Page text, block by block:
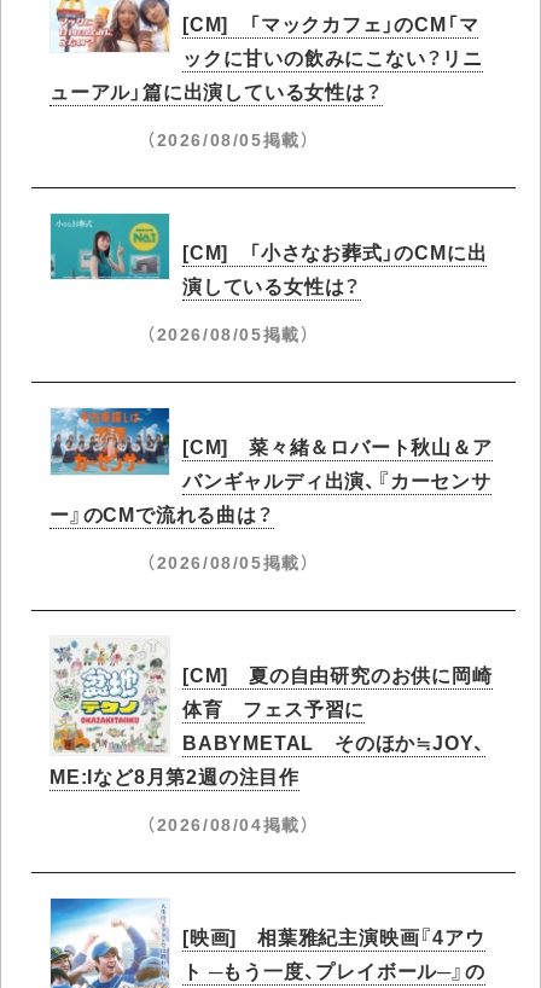
[CM] 「マックカフェ」のCM「マ
ックに甘いの飲みにこない？リニ
ューアル」篇に出演している女性は？
（2026/08/05掲載）
[CM] 「小さなお葬式」のCMに出
演している女性は？
（2026/08/05掲載）
[CM] 菜々緒＆ロバート秋山＆ア
バンギャルディ出演、『カーセンサ
ー』のCMで流れる曲は？
（2026/08/05掲載）
[CM] 夏の自由研究のお供に岡崎
体育 フェス予習に
BABYMETAL そのほか≒JOY、
ME:Iなど8月第2週の注目作
（2026/08/04掲載）
[映画] 相葉雅紀主演映画『4アウ
ト ─もう一度、プレイボール─』の